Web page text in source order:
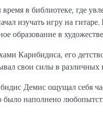
в библиотеке, где
изучать игру на
образование в
Карибидиса, его
свои силы в различных
Демис ощущал себя
наполнено